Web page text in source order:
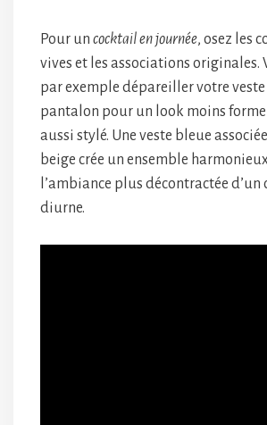
Pour un cocktail en journée, osez les
vives et les associations originales.
par exemple dépareiller votre
pantalon pour un look moins
aussi stylé. Une veste bleue
beige crée un ensemble
l’ambiance plus décontractée d’un
diurne.